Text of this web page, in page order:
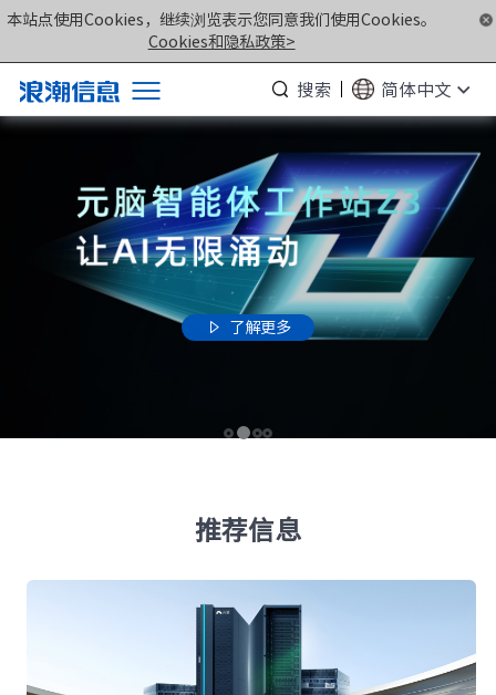
本站点使用Cookies，继续浏览表示您同意我们使用Cookies。
Cookies和隐私政策>
搜索
简体中文
解决方案
服务支持
如何购买
 了解更多
推荐信息